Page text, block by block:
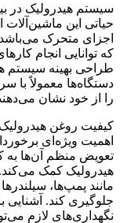
در بیل مکانیکی
ماشین‌آلات است که
می‌باشد. این
انجام کارهای سنگین
سیستم هیدرولیک در
با سرعت و دقت
می‌دهند.
هیدرولیک و
برخوردار است.
آن‌ها به کاهش
کمک می‌کند. همچنین،
سیلندرها و
آشنایی با نحوه
لازم می‌تواند به